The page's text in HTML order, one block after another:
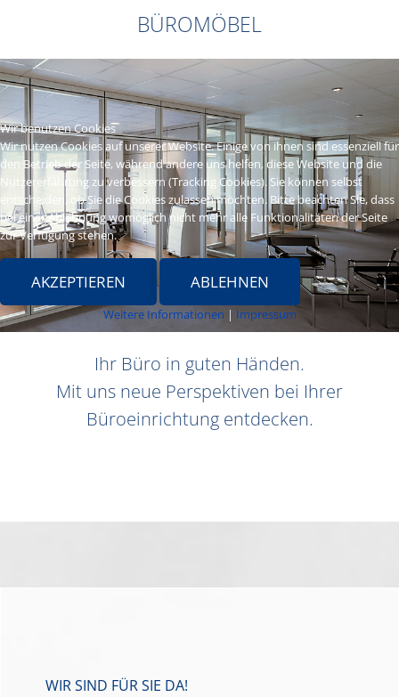
BÜROMÖBEL
Ihr Büro in guten Händen.
Mit uns neue Perspektiven bei Ihrer
Büroeinrichtung entdecken.
WIR SIND FÜR SIE DA!
Wir benutzen Cookies
Wir nutzen Cookies auf unserer Website. Einige von ihnen sind essenziell für
den Betrieb der Seite, während andere uns helfen, diese Website und die
Nutzererfahrung zu verbessern (Tracking Cookies). Sie können selbst
entscheiden, ob Sie die Cookies zulassen möchten. Bitte beachten Sie, dass
bei einer Ablehnung womöglich nicht mehr alle Funktionalitäten der Seite
zur Verfügung stehen.
AKZEPTIEREN ABLEHNEN
Weitere Informationen | Impressum